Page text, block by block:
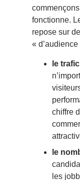
fonctionne.
repose sur
«
le
chiffre
le
les